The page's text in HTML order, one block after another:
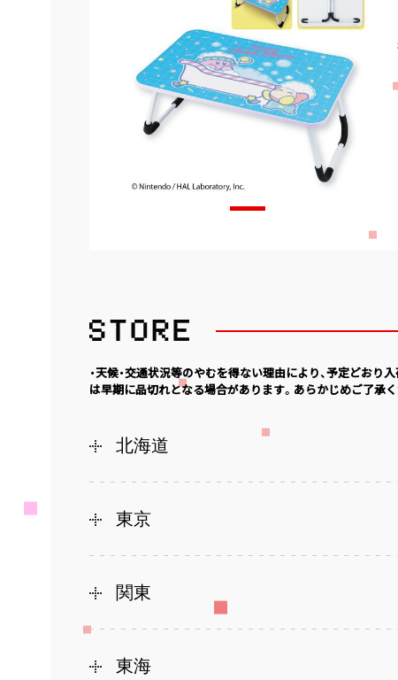
・天候・交通状況等のやむを得ない理由により、予定どおり
は早期に品切れとなる場合があります。あらかじめご了承く
北海道
東京
関東
東海